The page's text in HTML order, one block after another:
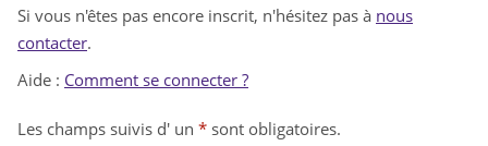
n
Si vous n'êtes pas encore inscrit, n'hésitez pas à nous
contacter.
Aide : Comment se connecter ?
Les champs suivis d' un * sont obligatoires.